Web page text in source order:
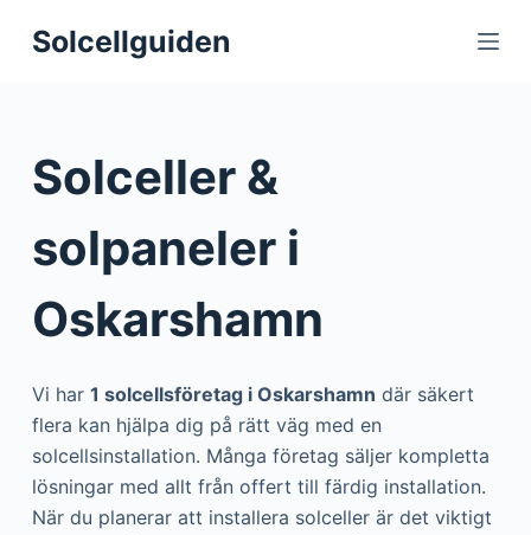
S
o
o
Solcellguiden
Solceller &
solpaneler i
Oskarshamn
Vi har 1 solcellsföretag i Oskarshamn där säkert
flera kan hjälpa dig på rätt väg med en
solcellsinstallation. Många företag säljer kompletta
lösningar med allt från offert till färdig installation.
När du planerar att installera solceller är det viktigt